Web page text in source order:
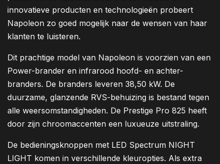
innovatieve producten en technologieën probeert
Napoleon zo goed mogelijk naar de wensen van haar
klanten te luisteren.
Dit prachtige model van Napoleon is voorzien van een
Power-brander en infrarood hoofd- en achter-
branders. De branders leveren 38,50 kW. De
duurzame, glanzende RVS-behuizing is bestand tegen
alle weersomstandigheden. De Prestige Pro 825 heeft
door zijn chroomaccenten een luxueuze uitstraling.
De bedieningsknoppen met LED Spectrum NIGHT
LIGHT komen in verschillende kleuropties. Als extra